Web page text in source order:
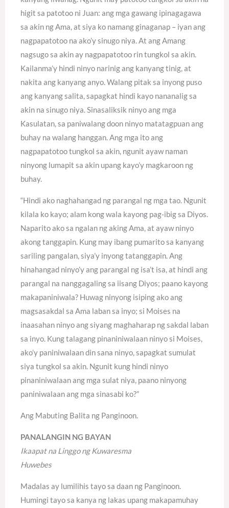
higit sa patotoo ni Juan: ang mga gawang ipinagagawa
sa akin ng Ama, at siya ko namang ginaganap – iyan ang
nagpapatotoo na ako’y sinugo niya. At ang Amang
nagsugo sa akin ay nagpapatotoo rin tungkol sa akin.
Kailanma’y hindi ninyo narinig ang kanyang tinig, at
nakita ang kanyang anyo. Walang pitak sa inyong puso
ang kanyang salita, sapagkat hindi kayo nananalig sa
akin na sinugo niya. Sinasaliksik ninyo ang mga
Kasulatan, sa paniwalang doon ninyo matatagpuan ang
buhay na walang hanggan. Ang mga ito ang
nagpapatotoo tungkol sa akin, ngunit ayaw naman
ninyong lumapit sa akin upang kayo’y magkaroon ng
buhay.
“Hindi ako naghahangad ng parangal ng mga tao. Ngunit
kilala ko kayo; alam kong wala kayong pag-ibig sa Diyos.
Naparito ako sa ngalan ng aking Ama, at ayaw ninyo
akong tanggapin. Kung may ibang pumarito sa kanyang
sariling pangalan, siya’y inyong tatanggapin. Ang
hinahangad ninyo’y ang parangal ng isa’t isa, at hindi ang
parangal na nanggagaling sa iisang Diyos; paano kayong
makapaniniwala? Huwag ninyong isiping ako ang
magsasakdal sa Ama laban sa inyo; si Moises na
inaasahan ninyo ang siyang maghaharap ng sakdal laban
sa inyo. Kung talagang pinaniniwalaan ninyo si Moises,
ako’y paniniwalaan din sana ninyo, sapagkat sumulat
siya tungkol sa akin. Ngunit kung hindi ninyo
pinaniniwalaan ang mga sulat niya, paano ninyong
paniniwalaan ang mga sinasabi ko?”
Ang Mabuting Balita ng Panginoon.
PANALANGIN NG BAYAN
Ikaapat na Linggo ng Kuwaresma
Huwebes
Madalas ay lumilihis tayo sa daan ng Panginoon.
Humingi tayo sa kanya ng lakas upang makapamuhay